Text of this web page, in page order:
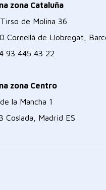
zona Cataluña
de Molina 36
Cornellà de Llobregat,
93 445 43 22
zona Centro
la Mancha 1
Coslada, Madrid ES